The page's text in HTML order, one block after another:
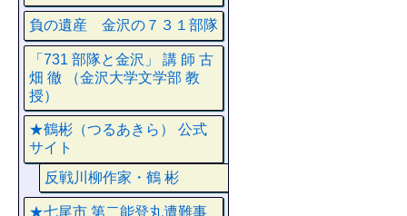
負の遺産 金沢の７３１部隊
「731 部隊と金沢」 講 師 古
畑 徹 （金沢大学文学部 教
授）
★鶴彬（つるあきら） 公式
サイト
反戦川柳作家・鶴 彬
★七尾市 第二能登丸遭難事